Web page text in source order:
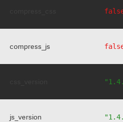
compress_js
js_version